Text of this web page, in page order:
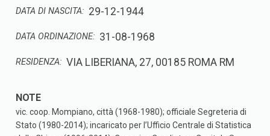
DATA DI NASCITA: 29-12-1944
DATA ORDINAZIONE: 31-08-1968
RESIDENZA: VIA LIBERIANA, 27, 00185 ROMA RM
vic. coop. Mompiano, città (1968-1980); officiale Segreteria di
Stato (1980-2014); incaricato per l’Ufficio Centrale di Statistica